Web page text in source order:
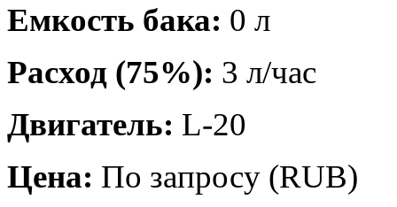
Емкость бака: 0 л
Расход (75%): 3 л/час
Двигатель: L-20
Цена: По запросу (RUB)